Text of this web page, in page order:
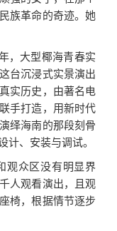
族革命的奇迹。她
，大型椰海青春实
台沉浸式实景演出
实历史，由著名电
手打造，用新时代
绎海南的那段刻骨
计、安装与调试。
观众区没有明显界
人观看演出，且观
椅，根据情节逐步